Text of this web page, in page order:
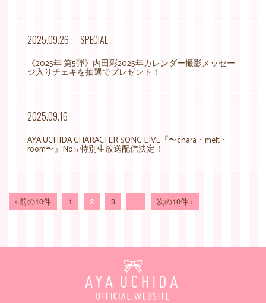
2025.09.26 SPECIAL
《2025年 第5弾》内田彩2025年カレンダー撮影メッセー
ジ入りチェキを抽選でプレゼント！
2025.09.16
AYA UCHIDA CHARACTER SONG LIVE『〜chara・melt・
room〜』No.5 特別生放送配信決定！
‹ 前の10件 1 2 3 ... 次の10件 ›